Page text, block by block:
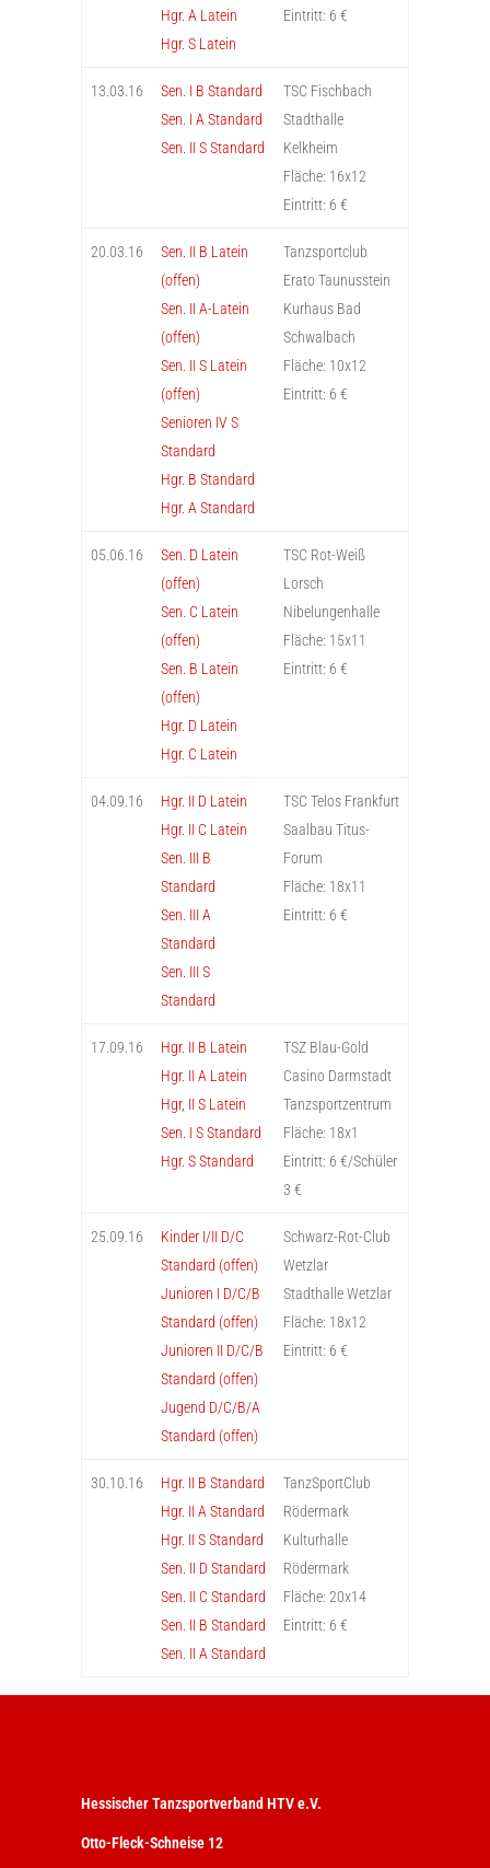
Hgr. A Latein
Hgr. S Latein
Eintritt: 6 €
13.03.16
Sen. I B Standard
Sen. I A Standard
Sen. II S Standard
TSC Fischbach
Stadthalle
Kelkheim
Fläche: 16x12
Eintritt: 6 €
20.03.16
Sen. II B Latein
(offen)
Sen. II A-Latein
(offen)
Sen. II S Latein
(offen)
Senioren IV S
Standard
Hgr. B Standard
Hgr. A Standard
Tanzsportclub
Erato Taunusstein
Kurhaus Bad
Schwalbach
Fläche: 10x12
Eintritt: 6 €
05.06.16
Sen. D Latein
(offen)
Sen. C Latein
(offen)
Sen. B Latein
(offen)
Hgr. D Latein
Hgr. C Latein
TSC Rot-Weiß
Lorsch
Nibelungenhalle
Fläche: 15x11
Eintritt: 6 €
04.09.16
Hgr. II D Latein
Hgr. II C Latein
Sen. III B
Standard
Sen. III A
Standard
Sen. III S
Standard
TSC Telos Frankfurt
Saalbau Titus-
Forum
Fläche: 18x11
Eintritt: 6 €
17.09.16
Hgr. II B Latein
Hgr. II A Latein
Hgr, II S Latein
Sen. I S Standard
Hgr. S Standard
TSZ Blau-Gold
Casino Darmstadt
Tanzsportzentrum
Fläche: 18x1
Eintritt: 6 €/Schüler
3 €
25.09.16
Kinder I/II D/C
Standard (offen)
Junioren I D/C/B
Standard (offen)
Junioren II D/C/B
Standard (offen)
Jugend D/C/B/A
Standard (offen)
Schwarz-Rot-Club
Wetzlar
Stadthalle Wetzlar
Fläche: 18x12
Eintritt: 6 €
30.10.16
Hgr. II B Standard
Hgr. II A Standard
Hgr. II S Standard
Sen. II D Standard
Sen. II C Standard
Sen. II B Standard
Sen. II A Standard
TanzSportClub
Rödermark
Kulturhalle
Rödermark
Fläche: 20x14
Eintritt: 6 €
Hessischer Tanzsportverband HTV e.V.
Otto-Fleck-Schneise 12